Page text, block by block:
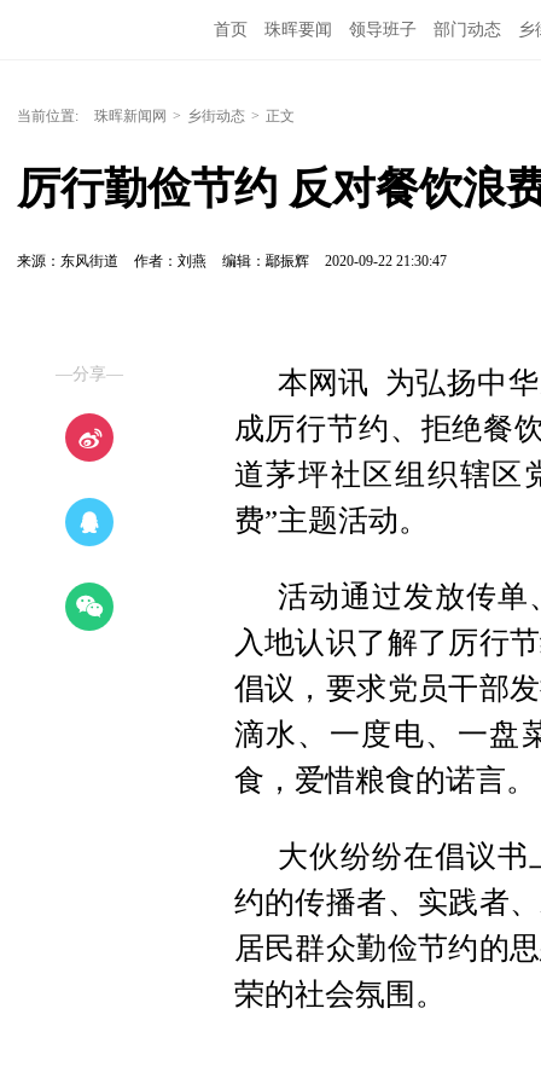
首页 珠晖要闻 领导班子 部门动态 乡
当前位置: 珠晖新闻网 > 乡街动态 > 正文
厉行勤俭节约 反对餐饮浪
来源：东风街道 作者：刘燕 编辑：鄢振辉 2020-09-22 21:30:47
—分享—
本网讯 为弘扬中
成厉行节约、拒绝餐
道茅坪社区组织辖区
费”主题活动。
活动通过发放传单
入地认识了解了厉行
倡议，要求党员干部
滴水、一度电、一盘
食，爱惜粮食的诺言。
大伙纷纷在倡议
约的传播者、实践者
居民群众勤俭节约的
荣的社会氛围。